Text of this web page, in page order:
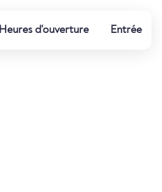
Heures d'ouverture Entrée